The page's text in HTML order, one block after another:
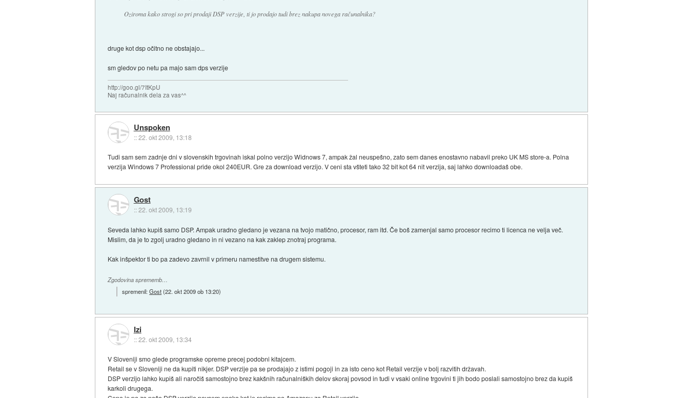
Oziroma kako strogi so pri prodaji DSP verzije, ti jo prodajo tudi brez nakupa novega računalnika?
druge kot dsp očitno ne obstajajo...
sm gledov po netu pa majo sam dps verzije
http://goo.gl/7ItKpU
Naj računalnik dela za vas^^
Unspoken
::22. okt 2009, 13:18
Tudi sam sem zadnje dni v slovenskih trgovinah iskal polno verzijo Widnows 7, ampak žal neuspešno, zato sem danes enostavno nabavil preko UK MS store-a. Polna
verzija Windows 7 Professional pride okol 240EUR. Gre za download verzijo. V ceni sta všteti tako 32 bit kot 64 nit verzija, saj lahko downloadaš obe.
Gost
::22. okt 2009, 13:19
Seveda lahko kupiš samo DSP. Ampak uradno gledano je vezana na tvojo matično, procesor, ram itd. Če boš zamenjal samo procesor recimo ti licenca ne velja več.
Mislim, da je to zgolj uradno gledano in ni vezano na kak zaklep znotraj programa.
Kak inšpektor ti bo pa zadevo zavrnil v primeru namestitve na drugem sistemu.
Zgodovina sprememb…
spremenil:Gost(22. okt 2009 ob 13:20)
Izi
::22. okt 2009, 13:34
V Sloveniji smo glede programske opreme precej podobni kitajcem.
Retail se v Sloveniji ne da kupiti nikjer. DSP verzije pa se prodajajo z istimi pogoji in za isto ceno kot Retail verzije v bolj razvitih državah.
DSP verzijo lahko kupiš ali naročiš samostojno brez kakšnih računalniških delov skoraj povsod in tudi v vsaki online trgovini ti jih bodo poslali samostojno brez da kupiš
karkoli drugega.